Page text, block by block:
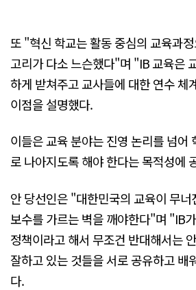
또 "혁신 학교는 활동 중심의 교육과
고리가 다소 느슨했다"며 "IB 교육은
하게 받쳐주고 교사들에 대한 연수 체
이점을 설명했다.
이들은 교육 분야는 진영 논리를 넘어
로 나아지도록 해야 한다는 목적성에
안 당선인은 "대한민국의 교육이 무
보수를 가르는 벽을 깨야한다"며 "IB
정책이라고 해서 무조건 반대해서는
잘하고 있는 것들을 서로 공유하고 배
다.